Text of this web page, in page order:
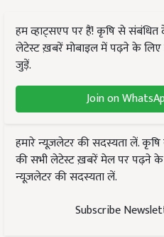
हम व्हाट्सएप पर हैं! कृषि से
लेटेस्ट ख़बरें मोबाइल में पढ़ने के लिए
जुड़ें.
Join on
हमारे न्यूज़लेटर की सदस्यता लें.
की सभी लेटेस्ट ख़बरें मेल पर पढ़ने के
न्यूज़लेटर की सदस्यता लें.
Subscribe